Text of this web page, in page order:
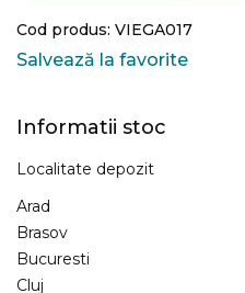
Cod produs: VIEGA017
Salvează la favorite
Informatii stoc
Localitate depozit
Arad
Brasov
Bucuresti
Cluj